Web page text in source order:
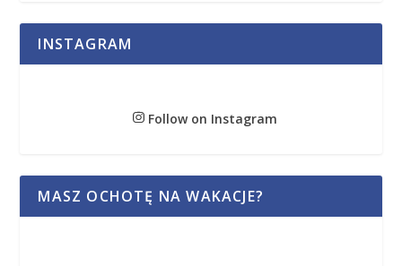
INSTAGRAM
Follow on Instagram
MASZ OCHOTĘ NA WAKACJE?